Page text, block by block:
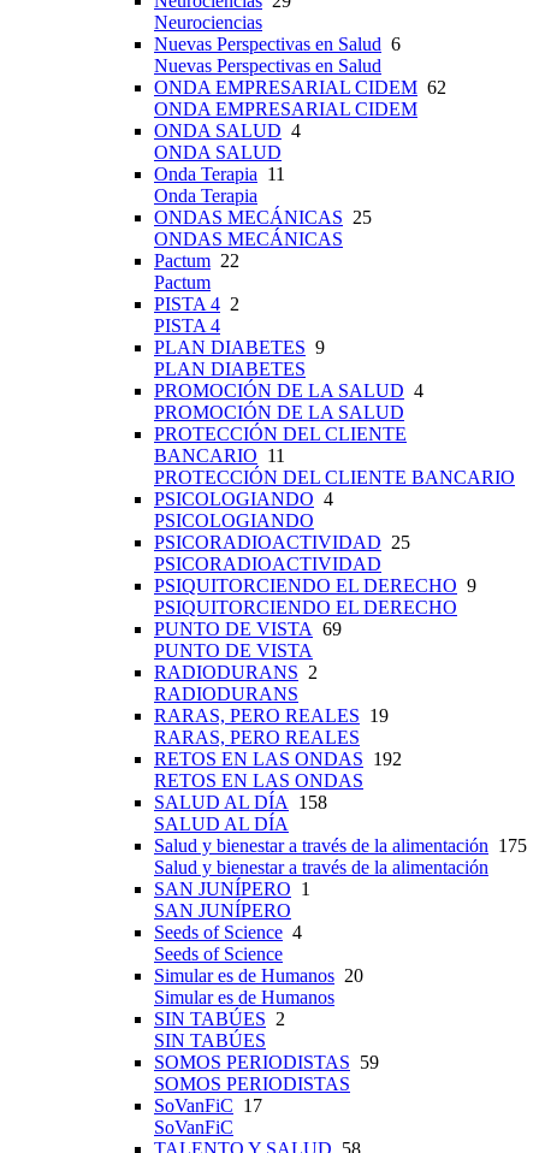
Neurociencias
Nuevas Perspectivas en Salud 6
Nuevas Perspectivas en Salud
ONDA EMPRESARIAL CIDEM 62
ONDA EMPRESARIAL CIDEM
ONDA SALUD 4
ONDA SALUD
Onda Terapia 11
Onda Terapia
ONDAS MECÁNICAS 25
ONDAS MECÁNICAS
Pactum 22
Pactum
PISTA 4 2
PISTA 4
PLAN DIABETES 9
PLAN DIABETES
PROMOCIÓN DE LA SALUD 4
PROMOCIÓN DE LA SALUD
PROTECCIÓN DEL CLIENTE
BANCARIO 11
PROTECCIÓN DEL CLIENTE BANCARIO
PSICOLOGIANDO 4
PSICOLOGIANDO
PSICORADIOACTIVIDAD 25
PSICORADIOACTIVIDAD
PSIQUITORCIENDO EL DERECHO 9
PSIQUITORCIENDO EL DERECHO
PUNTO DE VISTA 69
PUNTO DE VISTA
RADIODURANS 2
RADIODURANS
RARAS, PERO REALES 19
RARAS, PERO REALES
RETOS EN LAS ONDAS 192
RETOS EN LAS ONDAS
SALUD AL DÍA
158
SALUD AL DÍA
Salud y bienestar a través de la alimentación 175
Salud y bienestar a través de la alimentación
SAN JUNÍPERO 1
SAN JUNÍPERO
Seeds of Science 4
Seeds of Science
Simular es de Humanos 20
Simular es de Humanos
SIN TABÚES 2
SIN TABÚES
SOMOS PERIODISTAS 59
SOMOS PERIODISTAS
SoVanFiC 17
SoVanFiC